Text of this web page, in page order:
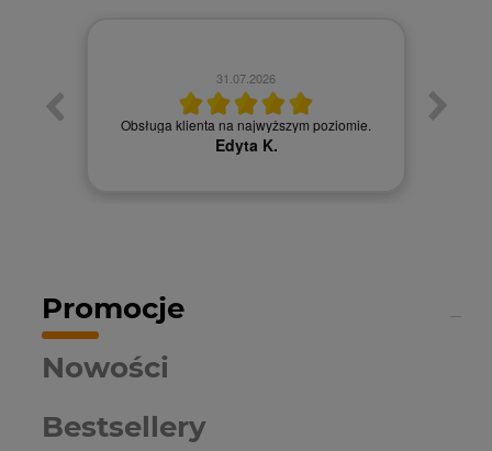
31.07.2026
Obsługa klienta na najwyższym poziomie.
Edyta K.
Promocje
Nowości
Bestsellery